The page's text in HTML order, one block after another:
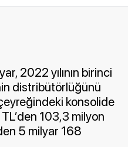
2022 yılının birinci
distribütörlüğünü
konsolide
103,3 milyon
5 milyar 168